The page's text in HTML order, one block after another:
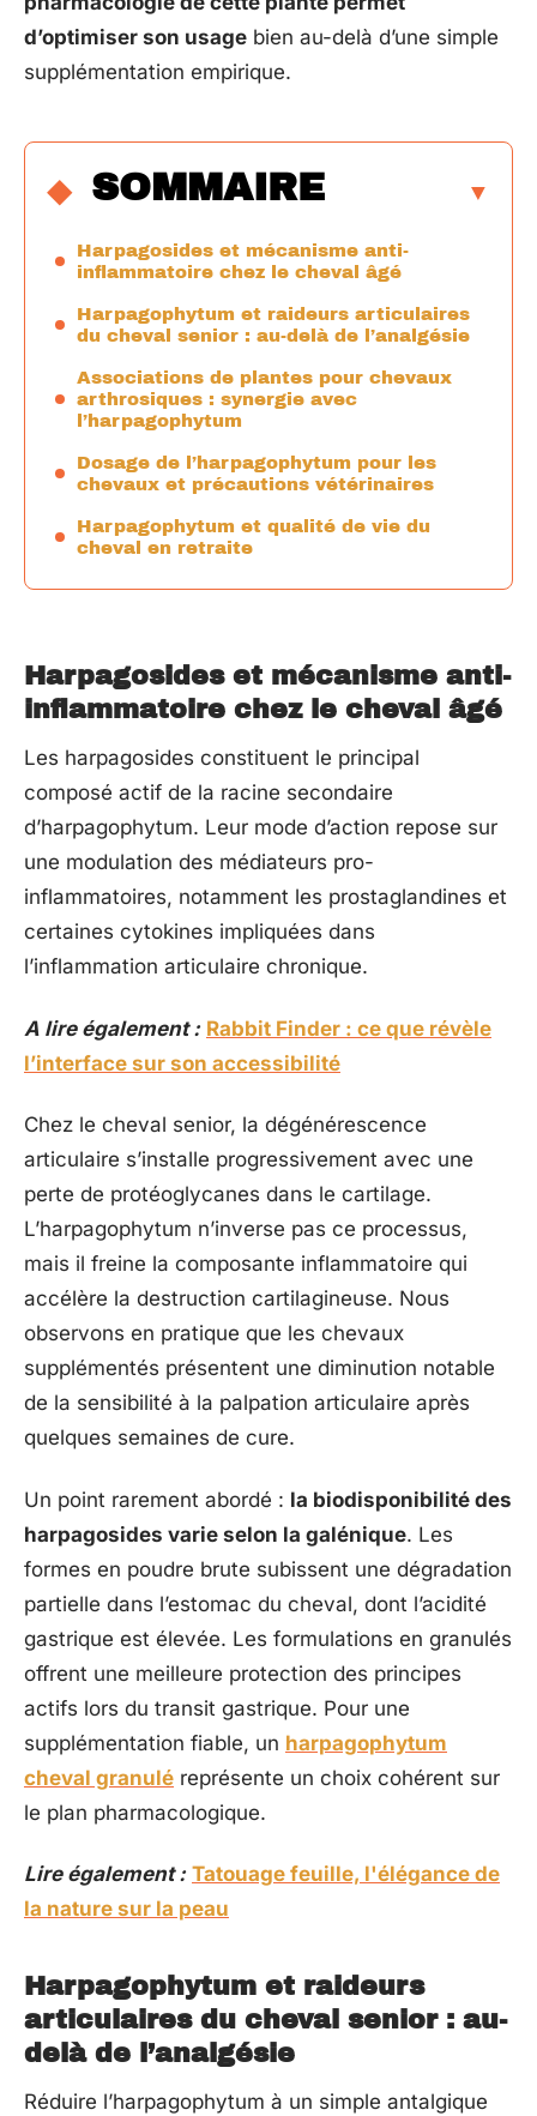
d’optimiser son usage bien au-delà d’une simple
supplémentation empirique.
SOMMAIRE
Harpagosides et mécanisme anti-
inflammatoire chez le cheval âgé
Harpagophytum et raideurs articulaires
du cheval senior : au-delà de l’analgésie
Associations de plantes pour chevaux
arthrosiques : synergie avec
l’harpagophytum
Dosage de l’harpagophytum pour les
chevaux et précautions vétérinaires
Harpagophytum et qualité de vie du
cheval en retraite
Harpagosides et mécanisme anti-
inflammatoire chez le cheval âgé
Les harpagosides constituent le principal
composé actif de la racine secondaire
d’harpagophytum. Leur mode d’action repose sur
une modulation des médiateurs pro-
inflammatoires, notamment les prostaglandines et
certaines cytokines impliquées dans
l’inflammation articulaire chronique.
A lire également : Rabbit Finder : ce que révèle
l’interface sur son accessibilité
Chez le cheval senior, la dégénérescence
articulaire s’installe progressivement avec une
perte de protéoglycanes dans le cartilage.
L’harpagophytum n’inverse pas ce processus,
mais il freine la composante inflammatoire qui
accélère la destruction cartilagineuse. Nous
observons en pratique que les chevaux
supplémentés présentent une diminution notable
de la sensibilité à la palpation articulaire après
quelques semaines de cure.
Un point rarement abordé : la biodisponibilité des
harpagosides varie selon la galénique. Les
formes en poudre brute subissent une dégradation
partielle dans l’estomac du cheval, dont l’acidité
gastrique est élevée. Les formulations en granulés
offrent une meilleure protection des principes
actifs lors du transit gastrique. Pour une
supplémentation fiable, un harpagophytum
cheval granulé représente un choix cohérent sur
le plan pharmacologique.
Lire également : Tatouage feuille, l'élégance de
la nature sur la peau
Harpagophytum et raideurs
articulaires du cheval senior : au-
delà de l’analgésie
Réduire l’harpagophytum à un simple antalgique